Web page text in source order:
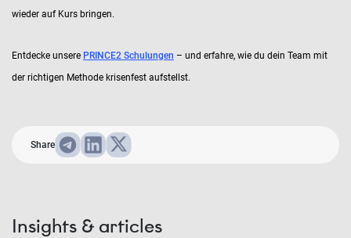
wieder auf Kurs bringen.
Entdecke unsere PRINCE2 Schulungen – und erfahre, wie du dein Team mit
der richtigen Methode krisenfest aufstellst.
Share
Insights & articles